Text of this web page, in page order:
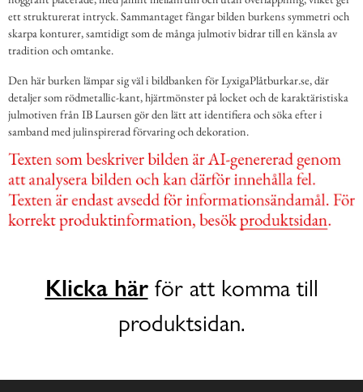
ett strukturerat intryck. Sammantaget fångar bilden burkens symmetri och
skarpa konturer, samtidigt som de många julmotiv bidrar till en känsla av
tradition och omtanke.
Den här burken lämpar sig väl i bildbanken för LyxigaPlåtburkar.se, där
detaljer som rödmetallic-kant, hjärtmönster på locket och de karaktäristiska
julmotiven från IB Laursen gör den lätt att identifiera och söka efter i
samband med julinspirerad förvaring och dekoration.
Klicka härför att komma till
produktsidan.